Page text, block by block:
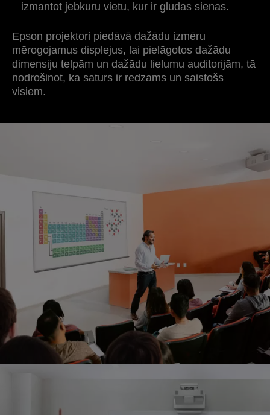
izmantot jebkuru vietu, kur ir gludas sienas.
Epson projektori piedāvā dažādu izmēru
mērogojamus displejus, lai pielāgotos dažādu
dimensiju telpām un dažādu lielumu auditorijām, tā
nodrošinot, ka saturs ir redzams un saistošs
visiem.